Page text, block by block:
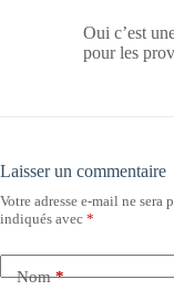
Oui c’est
pour les
Laisser un commentaire
Votre adresse e-mail ne sera
indiqués avec *
Nom*